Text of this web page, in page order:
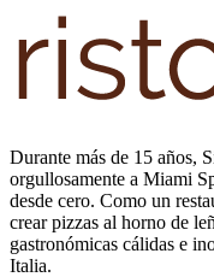
Durante más de 15 años,
orgullosamente a Miami
desde cero. Como un
crear pizzas al horno de
gastronómicas cálidas e
Italia.